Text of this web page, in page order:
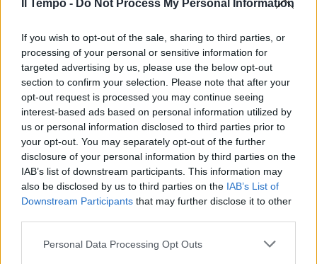
Il Tempo - Do Not Process My Personal Information
If you wish to opt-out of the sale, sharing to third parties, or
processing of your personal or sensitive information for
targeted advertising by us, please use the below opt-out
section to confirm your selection. Please note that after your
opt-out request is processed you may continue seeing
interest-based ads based on personal information utilized by
us or personal information disclosed to third parties prior to
your opt-out. You may separately opt-out of the further
disclosure of your personal information by third parties on the
IAB’s list of downstream participants. This information may
also be disclosed by us to third parties on the IAB’s List of
Downstream Participants that may further disclose it to other
Personal Data Processing Opt Outs